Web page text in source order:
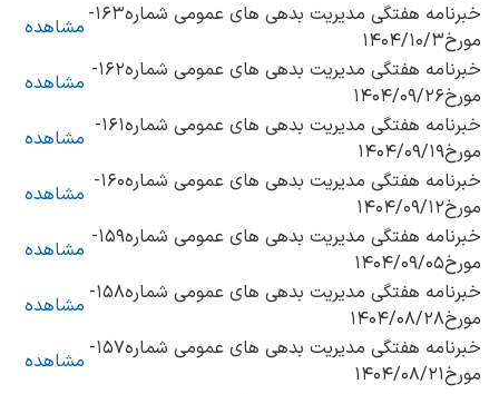
خبرنامه هفتگی مدیریت بدهی های عمومی شماره۱۶۳-
مورخ۱۴۰۴/۱۰/۳
مشاهده
خبرنامه هفتگی مدیریت بدهی های عمومی شماره۱۶۲-
مورخ۱۴۰۴/۰۹/۲۶
مشاهده
خبرنامه هفتگی مدیریت بدهی های عمومی شماره۱۶۱-
مورخ۱۴۰۴/۰۹/۱۹
مشاهده
خبرنامه هفتگی مدیریت بدهی های عمومی شماره۱۶۰-
مورخ۱۴۰۴/۰۹/۱۲
مشاهده
خبرنامه هفتگی مدیریت بدهی های عمومی شماره۱۵۹-
مورخ۱۴۰۴/۰۹/۰۵
مشاهده
خبرنامه هفتگی مدیریت بدهی های عمومی شماره۱۵۸-
مورخ۱۴۰۴/۰۸/۲۸
مشاهده
خبرنامه هفتگی مدیریت بدهی های عمومی شماره۱۵۷-
مورخ۱۴۰۴/۰۸/۲۱
مشاهده